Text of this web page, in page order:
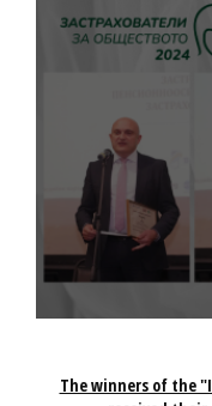
The winners of the